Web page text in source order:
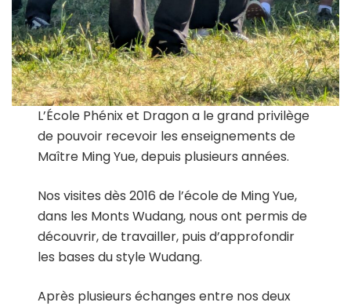
L’École Phénix et Dragon a le grand privilège
de pouvoir recevoir les enseignements de
Maître Ming Yue, depuis plusieurs années.
Nos visites dès 2016 de l’école de Ming Yue,
dans les Monts Wudang, nous ont permis de
découvrir, de travailler, puis d’approfondir
les bases du style Wudang.
Après plusieurs échanges entre nos deux